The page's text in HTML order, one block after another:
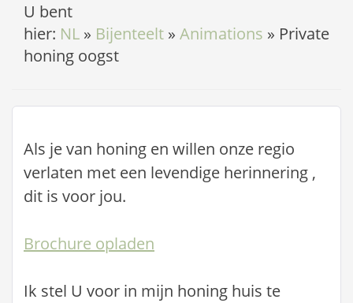
U bent
hier: NL » Bijenteelt » Animations » Private
honing oogst
Als je van honing en willen onze regio
verlaten met een levendige herinnering ,
dit is voor jou.
Brochure opladen
Ik stel U voor in mijn honing huis te